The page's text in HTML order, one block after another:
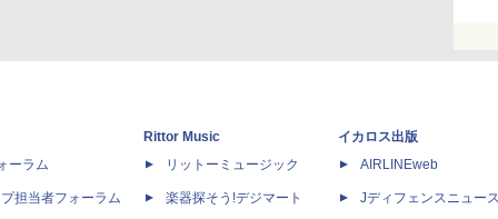
ーラム
担当者フォーラム
Rittor Music
リットーミュージック
楽器探そう!デジマート
イカロス出版
AIRLINEweb
Jディフェンスニュー